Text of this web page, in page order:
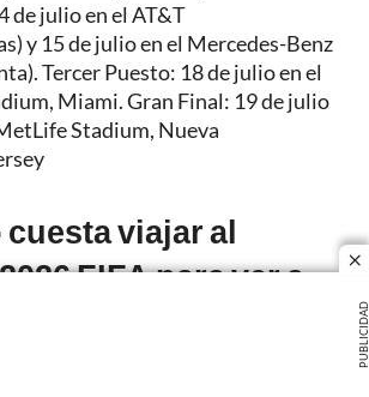
PUBLICIDAD
de julio en el AT&T
y 15 de julio en el Mercedes-Benz
Tercer Puesto: 18 de julio en el
Miami. Gran Final: 19 de julio
Stadium, Nueva
viajar al
FIFA para ver a